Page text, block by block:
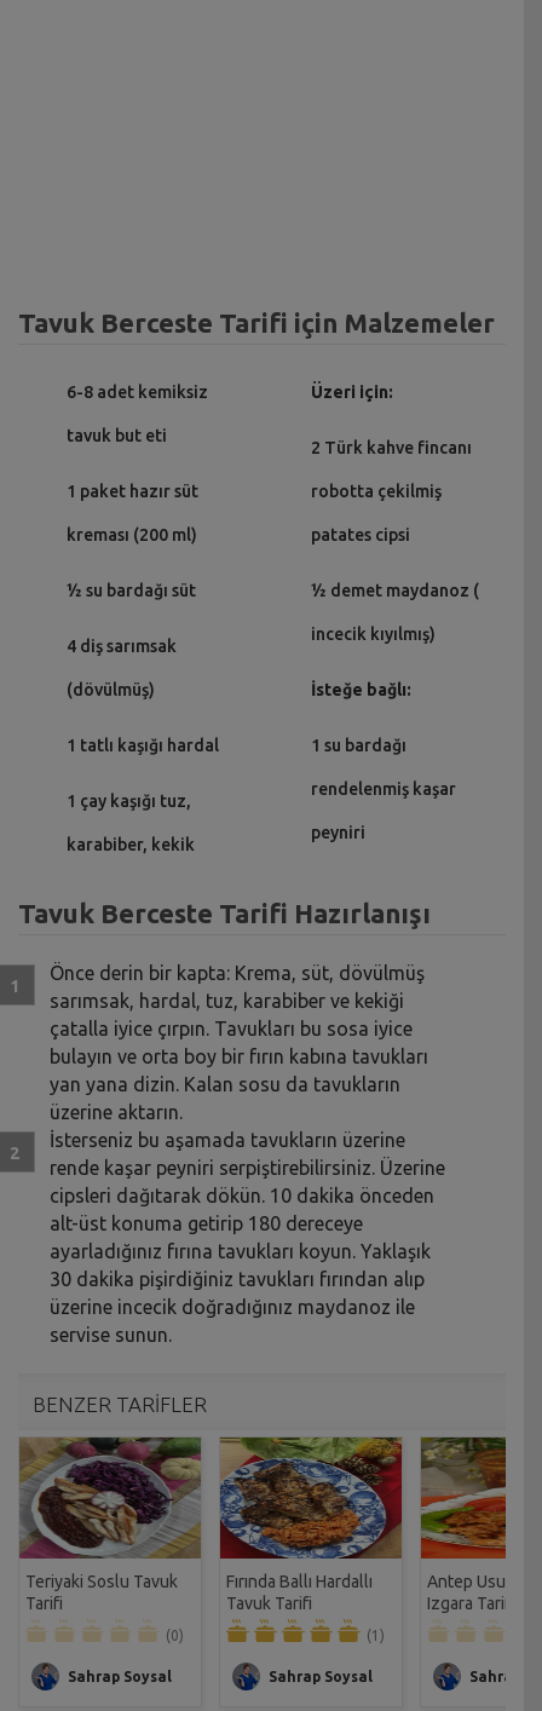
Tavuk Berceste Tarifi için Malzemeler
6-8 adet kemiksiz
tavuk but eti
1 paket hazır süt
kreması (200 ml)
½ su bardağı süt
4 diş sarımsak
(dövülmüş)
1 tatlı kaşığı hardal
1 çay kaşığı tuz,
karabiber, kekik
Üzeri için:
2 Türk kahve fincanı
robotta çekilmiş
patates cipsi
½ demet maydanoz (
incecik kıyılmış)
İsteğe bağlı:
1 su bardağı
rendelenmiş kaşar
peyniri
Tavuk Berceste Tarifi Hazırlanışı
Önce derin bir kapta: Krema, süt, dövülmüş
sarımsak, hardal, tuz, karabiber ve kekiği
çatalla iyice çırpın. Tavukları bu sosa iyice
bulayın ve orta boy bir fırın kabına tavukları
yan yana dizin. Kalan sosu da tavukların
üzerine aktarın.
İsterseniz bu aşamada tavukların üzerine
rende kaşar peyniri serpiştirebilirsiniz. Üzerine
cipsleri dağıtarak dökün. 10 dakika önceden
alt-üst konuma getirip 180 dereceye
ayarladığınız fırına tavukları koyun. Yaklaşık
30 dakika pişirdiğiniz tavukları fırından alıp
üzerine incecik doğradığınız maydanoz ile
servise sunun.
BENZER TARİFLER
Teriyaki Soslu Tavuk
Tarifi
(0)
Sahrap Soysal
Fırında Ballı Hardallı
Tavuk Tarifi
(1)
Sahrap Soysal
Antep Usulü
Izgara Tarifi
Sahrap